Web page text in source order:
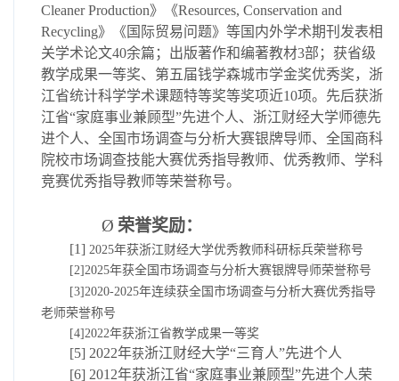
Cleaner Production》《Resources, Conservation and
Recycling》《国际贸易问题》等国内外学术期刊发表相
关学术论文40余篇；出版著作和编著教材3部；获省级
教学成果一等奖、第五届钱学森城市学金奖优秀奖，浙
江省统计科学学术课题特等奖等奖项近10项。先后获浙
江省“家庭事业兼顾型”先进个人、浙江财经大学师德先
进个人、 全国市场调查与分析大赛银牌导师、 全国商科
院校市场调查技能大赛优秀指导教师、优秀教师、学科
竞赛优秀指导教师等荣誉称号。
Ø 荣誉奖励：
[1] 2025年获浙江财经大学优秀教师科研标兵荣誉称号
[2]2025年获全国市场调查与分析大赛银牌导师荣誉称号
[3]2020-2025年连续获全国市场调查与分析大赛优秀指导
老师荣誉称号
[4]2022年获浙江省教学成果一等奖
[5] 2022年获浙江财经大学“三育人”先进个人
[6] 2012年获浙江省“家庭事业兼顾型”先进个人荣